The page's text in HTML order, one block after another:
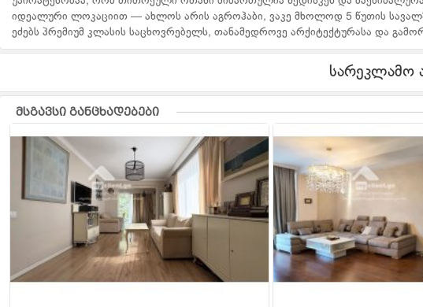
იდეალური ლოკაციით — ახლოს არის აგროჰაბი, ვაკე მხოლოდ 5 წუთის
ეძებს პრემიუმ კლასის საცხოვრებელს, თანამედროვე არქიტექტურასა და
სარეკლამო
მსგავსი განცხადებები